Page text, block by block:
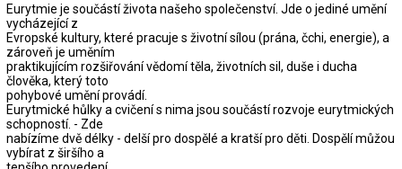
Eurytmie je součástí života našeho společenství. Jde o jediné umění
vycházející z
Evropské kultury, které pracuje s životní sílou (prána, čchi, energie), a
zároveň je uměním
praktikujícím rozšiřování vědomí těla, životních sil, duše i ducha
člověka, který toto
pohybové umění provádí.
Eurytmické hůlky a cvičení s nima jsou součástí rozvoje eurytmických
schopností. - Zde
nabízíme dvě délky - delší pro dospělé a kratší pro děti. Dospělí můžou
vybírat z širšího a